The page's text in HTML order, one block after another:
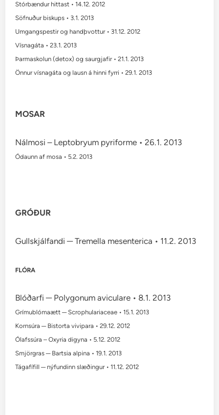
Stórbændur hittast • 14.12. 2012
Söfnuður biskups • 3.1. 2013
Umgangspestir og handþvottur • 31.12. 2012
Vísnagáta • 23.1. 2013
Þarmaskolun (detox) og saurgjafir • 21.1. 2013
Önnur vísnagáta og lausn á hinni fyrri • 29.1. 2013
MOSAR
Nálmosi – Leptobryum pyriforme • 26.1. 2013
Ódaunn af mosa • 5.2. 2013
GRÓÐUR
Gullskjálfandi ─ Tremella mesenterica • 11.2. 2013
FLÓRA
Blóðarfi ─ Polygonum aviculare • 8.1. 2013
Grímublómaætt ─ Scrophulariaceae • 15.1. 2013
Kornsúra ─ Bistorta vivipara • 29.12. 2012
Ólafssúra – Oxyria digyna • 5.12. 2012
Smjörgras ─ Bartsia alpina • 19.1. 2013
Tágafífill ─ nýfundinn slæðingur • 11.12. 2012